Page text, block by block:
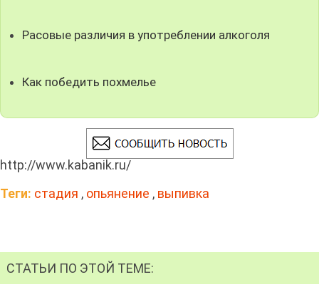
Расовые различия в употреблении алкоголя
Как победить похмелье
http://www.kabanik.ru/
Теги: стадия , опьянение , выпивка
СТАТЬИ ПО ЭТОЙ ТЕМЕ: